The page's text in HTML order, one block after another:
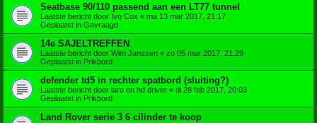
Seatbase 90/110 passend aan een LT77 tunnel
Laatste bericht door Ivo Cox « ma 13 mar 2017, 21:17
Geplaatst in Gevraagd
14e SAJELTREFFEN
Laatste bericht door Wim Janssen « zo 05 mar 2017, 21:29
Geplaatst in Prikbord
defender td5 in rechter spatbord (sluiting?)
Laatste bericht door laro en hd driver « di 28 feb 2017, 20:03
Geplaatst in Prikbord
Land Rover serie 3 6 cilinder te koop